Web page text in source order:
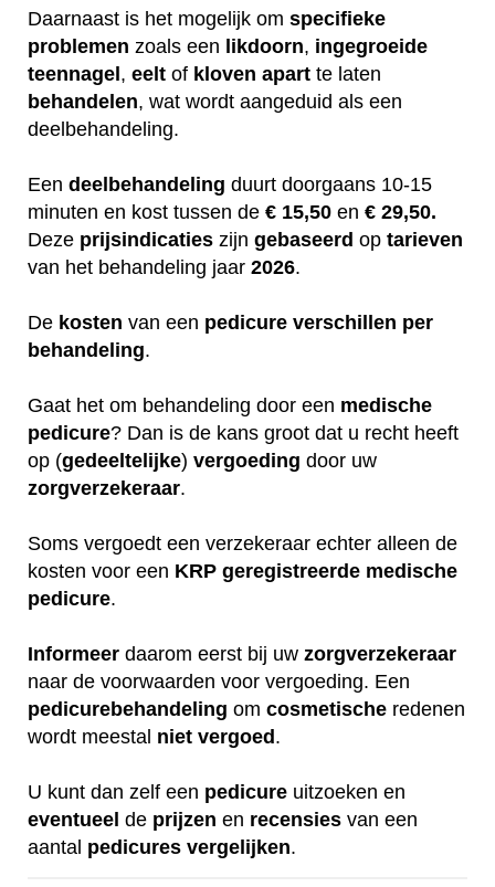
Daarnaast is het mogelijk om specifieke
problemen zoals een likdoorn, ingegroeide
teennagel , eelt of kloven apart te laten
behandelen, wat wordt aangeduid als een
deelbehandeling.
Een deelbehandeling duurt doorgaans 10-15
minuten en kost tussen de € 15,50 en € 29,50.
Deze prijsindicaties zijn gebaseerd op tarieven
van het behandeling jaar 2026.
De kosten van een pedicure verschillen per
behandeling.
Gaat het om behandeling door een medische
pedicure? Dan is de kans groot dat u recht heeft
op (gedeeltelijke) vergoeding door uw
zorgverzekeraar.
Soms vergoedt een verzekeraar echter alleen de
kosten voor een KRP geregistreerde medische
pedicure.
Informeer daarom eerst bij uw zorgverzekeraar
naar de voorwaarden voor vergoeding. Een
pedicurebehandeling om cosmetische redenen
wordt meestal niet vergoed .
U kunt dan zelf een pedicure uitzoeken en
eventueel de prijzen en recensies van een
aantal pedicures vergelijken.